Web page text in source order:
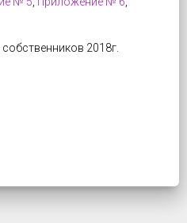
2018г.